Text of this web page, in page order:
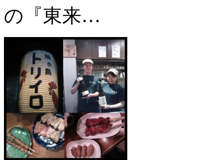
の『東来…